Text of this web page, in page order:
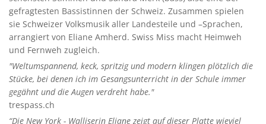
gefragtesten Bassistinnen der Schweiz. Zusammen spielen
sie Schweizer Volksmusik aller Landesteile und –Sprachen,
arrangiert von Eliane Amherd. Swiss Miss macht Heimweh
und Fernweh zugleich.
"Weltumspannend, keck, spritzig und modern klingen plötzlich die
Stücke, bei denen ich im Gesangsunterricht in der Schule immer
gegähnt und die Augen verdreht habe."
trespass.ch
“Die New York - Walliserin Eliane zeigt auf dieser Platte wieviel